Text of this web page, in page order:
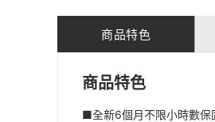
商品特色
商品特色
■全新6個月不限小時數